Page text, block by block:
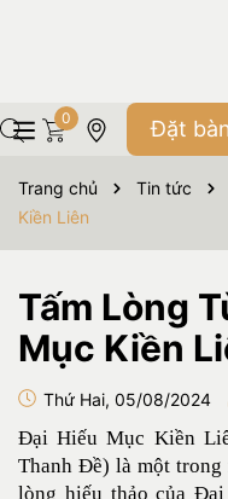
0 Đặt bàn
Trang chủ Tin tức
Kiền Liên
Tấm Lòng
Mục Kiền
Thứ Hai, 05/08/2024
Đại Hiếu Mục Kiền
Thanh Đề) là một trong
lòng hiếu thảo của